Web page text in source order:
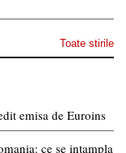
Toate stirile
emisa de Euroins
ce se intampla